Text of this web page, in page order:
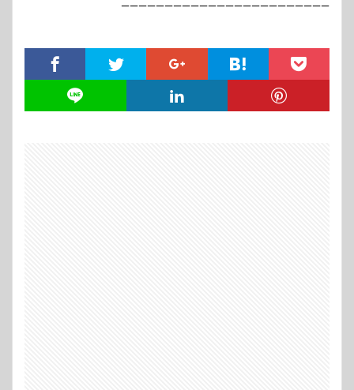
————————————————————————